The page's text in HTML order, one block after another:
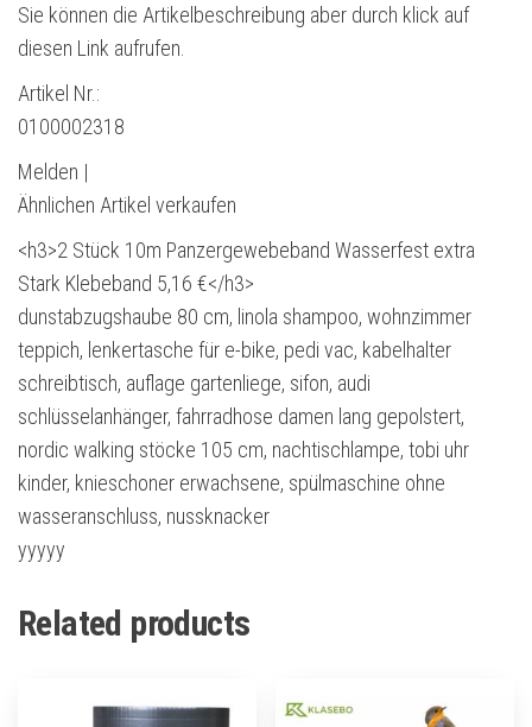
Sie können die Artikelbeschreibung aber durch klick auf
diesen Link aufrufen.
Artikel Nr.:
0100002318
Melden |
Ähnlichen Artikel verkaufen
<h3>2 Stück 10m Panzergewebeband Wasserfest extra
Stark Klebeband 5,16 €</h3>
dunstabzugshaube 80 cm, linola shampoo, wohnzimmer
teppich, lenkertasche für e-bike, pedi vac, kabelhalter
schreibtisch, auflage gartenliege, sifon, audi
schlüsselanhänger, fahrradhose damen lang gepolstert,
nordic walking stöcke 105 cm, nachtischlampe, tobi uhr
kinder, knieschoner erwachsene, spülmaschine ohne
wasseranschluss, nussknacker
yyyyy
Related products